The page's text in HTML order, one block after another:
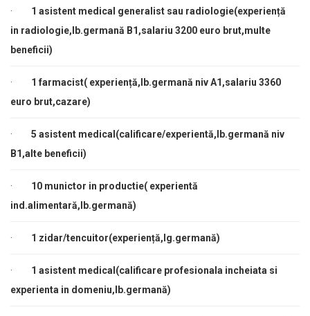
· 1 asistent medical generalist sau radiologie(experiență
in radiologie,lb.germană B1,salariu 3200 euro brut,multe
beneficii)
· 1 farmacist( experiență,lb.germană niv A1,salariu 3360
euro brut,cazare)
· 5 asistent medical(calificare/experientă,lb.germană niv
B1,alte beneficii)
· 10 munictor in productie( experientă
ind.alimentară,lb.germană)
· 1 zidar/tencuitor(experiență,lg.germană)
· 1 asistent medical(calificare profesionala incheiata si
experienta in domeniu,lb.germană)